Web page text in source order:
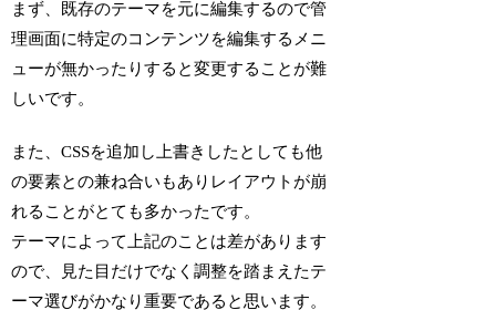
まず、既存のテーマを元に編集するので管
理画面に特定のコンテンツを編集するメニ
ューが無かったりすると変更することが難
しいです。
また、CSSを追加し上書きしたとしても他
の要素との兼ね合いもありレイアウトが崩
れることがとても多かったです。
テーマによって上記のことは差があります
ので、見た目だけでなく調整を踏まえたテ
ーマ選びがかなり重要であると思います。